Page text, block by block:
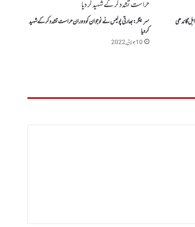
گاندھی سرینگر : بھارتی پولیس نے نوجوان کو دوران حراست تشدد کر کے شہید
کر دیا
10 جولائی, 2022